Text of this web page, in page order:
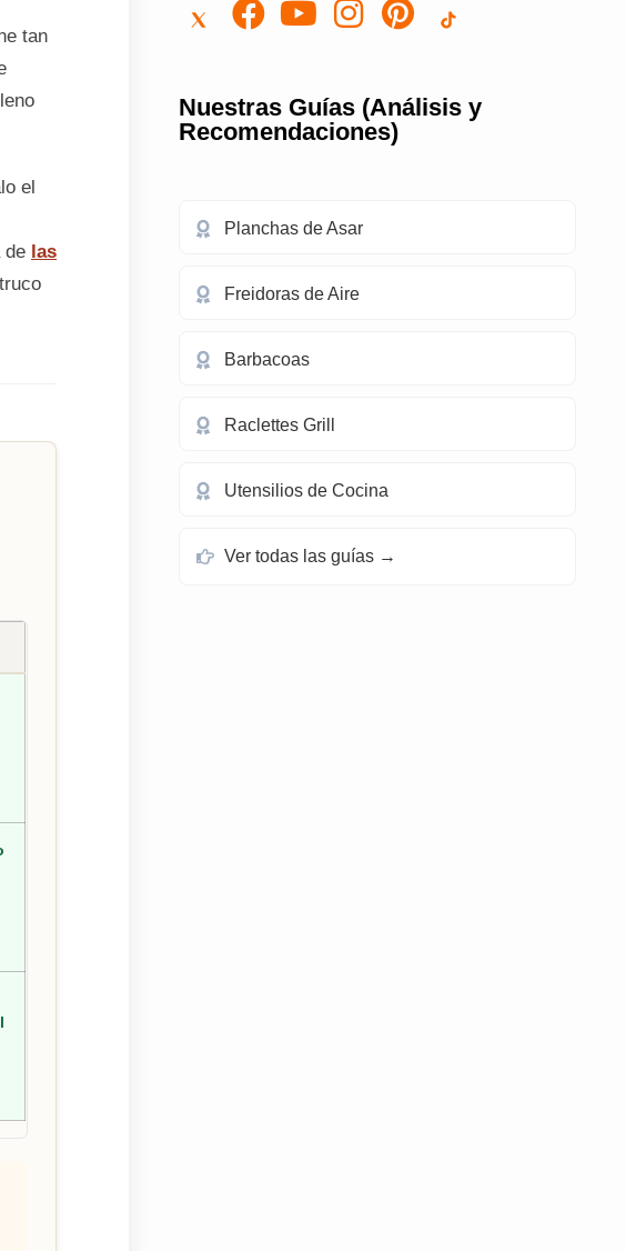
tan
el
de las
Nuestras Guías (Análisis y
Recomendaciones)
Planchas de Asar
Freidoras de Aire
Barbacoas
Raclettes Grill
Utensilios de Cocina
Ver todas las guías →